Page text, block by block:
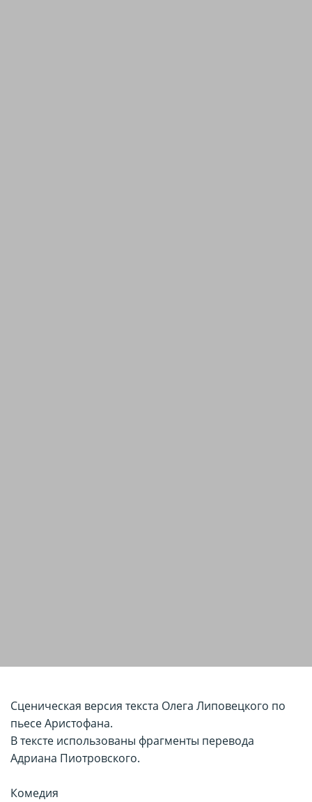
Сценическая версия текста Олега Липовецкого по
пьесе Аристофана.
В тексте использованы фрагменты перевода
Адриана Пиотровского.
Комедия